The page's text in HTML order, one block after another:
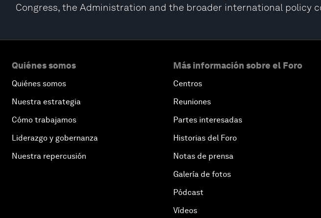
Congress, the Administration and the broader international policy
Quiénes somos
Quiénes somos
Nuestra estrategia
Cómo trabajamos
Liderazgo y gobernanza
Nuestra repercusión
Más información sobre el Foro
Centros
Reuniones
Partes interesadas
Historias del Foro
Notas de prensa
Galería de fotos
Pódcast
Vídeos